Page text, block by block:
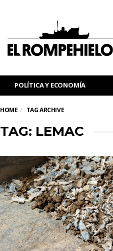
POLÍTICA Y ECONOMÍA
HOME TAG ARCHIVE
TAG: LEMAC